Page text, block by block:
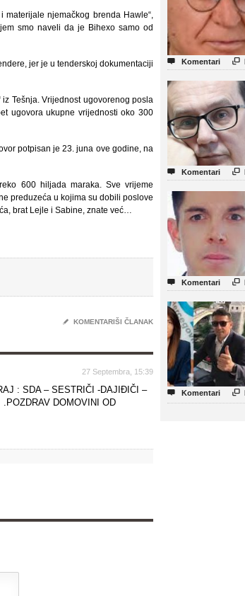
njemačkog brenda Hawle“,
smo naveli da je Bihexo samo od
jer je u tenderskoj dokumentaciji
Tešnja. Vrijednost ugovorenog posla
ugovora ukupne vrijednosti oko 300
potpisan je 23. juna ove godine, na
600 hiljada maraka. Sve vrijeme
preduzeća u kojima su dobili poslove
brat Lejle i Sabine, znate već…
✎ KOMENTARIŠI ČLANAK
27 Septembra, 15:39
: SDA – SESTRIČI -DAJIĐIČI –
DOMOVINI OD
 Komentari 
 Komentari 
 Komentari 
 Komentari 